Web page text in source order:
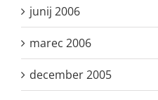
junij 2006
marec 2006
december 2005